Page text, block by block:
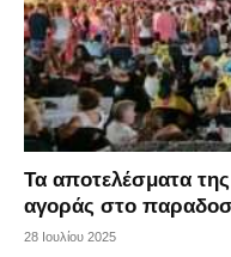
Τα αποτελέσματα
αγοράς στο
28 Ιουλίου 2025